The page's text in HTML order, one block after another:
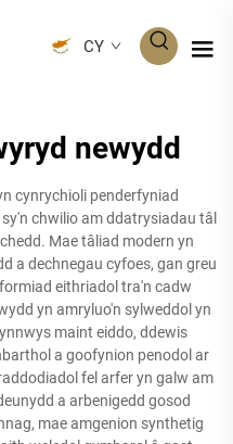
CY
newydd
cynrychioli penderfyniad
chwilio am ddatrysiadau tâl
Mae tâliad modern yn
a dechnegau cyfoes, gan greu
eithriadol tra'n cadw
yn amryluo'n sylweddol yn
maint eiddo, ddewis
a goofynion penodol ar
fel arfer yn galw am
a arbenigedd gosod
mae amgenion synthetig